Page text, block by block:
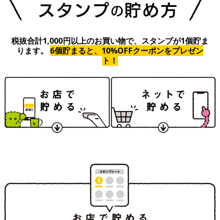
税抜合計1,000円以上のお買い物で、スタンプが1個貯ま
ります。
6個貯まると、10%OFFクーポンをプレゼン
ト！